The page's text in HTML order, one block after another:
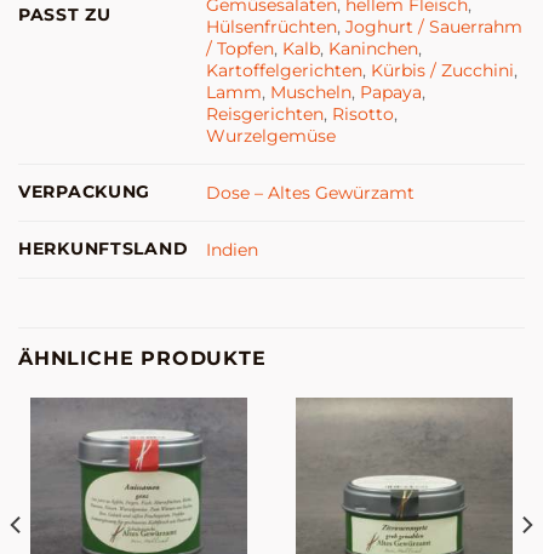
PASST ZU
Gemüsesalaten, hellem Fleisch,
Hülsenfrüchten,Joghurt / Sauerrahm
/ Topfen, Kalb, Kaninchen,
Kartoffelgerichten, Kürbis / Zucchini,
Lamm, Muscheln, Papaya,
Reisgerichten, Risotto,
Wurzelgemüse
VERPACKUNG Dose – Altes Gewürzamt
HERKUNFTSLAND Indien
ÄHNLICHE PRODUKTE